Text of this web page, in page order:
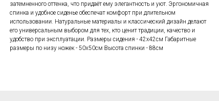
затемненного оттенка, что придаёт ему элегантность и уют. Эргономичная
спинка и удобное сиденье обеспечат комфорт при длительном
использовании. Натуральные материалы и классический дизайн делают
его универсальным выбором для тех, кто ценит традиции, качество и
удобство при эксплуатации. Размеры сидения - 42х42см Габаритные
размеры по низу ножек - 50х50см Высота спинки - 88см